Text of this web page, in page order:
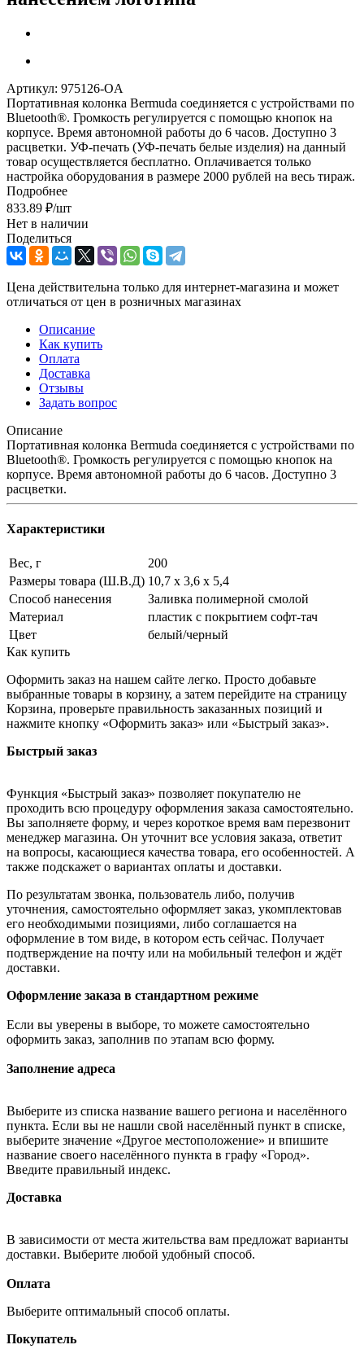
Артикул: 975126-OA
Портативная колонка Bermuda соединяется с устройствами по
Bluetooth®. Громкость регулируется с помощью кнопок на
корпусе. Время автономной работы до 6 часов. Доступно 3
расцветки. УФ-печать (УФ-печать белые изделия) на данный
товар осуществляется бесплатно. Оплачивается только
настройка оборудования в размере 2000 рублей на весь тираж.
Подробнее
833.89 ₽/шт
Нет в наличии
Поделиться
Цена действительна только для интернет-магазина и может
отличаться от цен в розничных магазинах
Описание
Как купить
Оплата
Доставка
Отзывы
Задать вопрос
Описание
Портативная колонка Bermuda соединяется с устройствами по
Bluetooth®. Громкость регулируется с помощью кнопок на
корпусе. Время автономной работы до 6 часов. Доступно 3
расцветки.
Характеристики
Вес, г
200
Размеры товара (Ш.В.Д) 10,7 х 3,6 х 5,4
Способ нанесения
Заливка полимерной смолой
Материал
пластик с покрытием софт-тач
Цвет
белый/черный
Как купить
Оформить заказ на нашем сайте легко. Просто добавьте
выбранные товары в корзину, а затем перейдите на страницу
Корзина, проверьте правильность заказанных позиций и
нажмите кнопку «Оформить заказ» или «Быстрый заказ».
Быстрый заказ
Функция «Быстрый заказ» позволяет покупателю не
проходить всю процедуру оформления заказа самостоятельно.
Вы заполняете форму, и через короткое время вам перезвонит
менеджер магазина. Он уточнит все условия заказа, ответит
на вопросы, касающиеся качества товара, его особенностей. А
также подскажет о вариантах оплаты и доставки.
По результатам звонка, пользователь либо, получив
уточнения, самостоятельно оформляет заказ, укомплектовав
его необходимыми позициями, либо соглашается на
оформление в том виде, в котором есть сейчас. Получает
подтверждение на почту или на мобильный телефон и ждёт
доставки.
Оформление заказа в стандартном режиме
Если вы уверены в выборе, то можете самостоятельно
оформить заказ, заполнив по этапам всю форму.
Заполнение адреса
Выберите из списка название вашего региона и населённого
пункта. Если вы не нашли свой населённый пункт в списке,
выберите значение «Другое местоположение» и впишите
название своего населённого пункта в графу «Город».
Введите правильный индекс.
Доставка
В зависимости от места жительства вам предложат варианты
доставки. Выберите любой удобный способ.
Оплата
Выберите оптимальный способ оплаты.
Покупатель